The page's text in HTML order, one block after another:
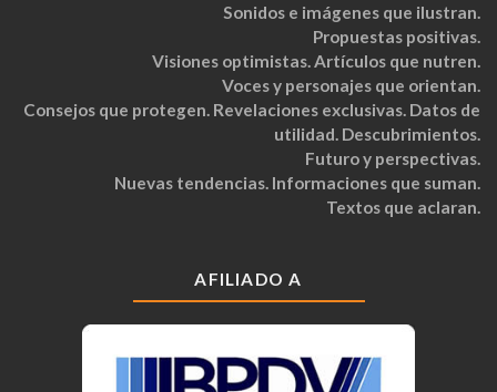
Sonidos e imágenes que ilustran.
Propuestas positivas.
Visiones optimistas. Artículos que nutren.
Voces y personajes que orientan.
Consejos que protegen. Revelaciones exclusivas. Datos de
utilidad. Descubrimientos.
Futuro y perspectivas.
Nuevas tendencias. Informaciones que suman.
Textos que aclaran.
AFILIADO A